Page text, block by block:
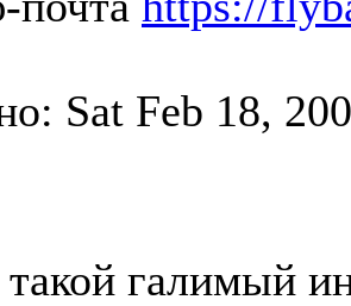
Sat Feb 18,
галимый